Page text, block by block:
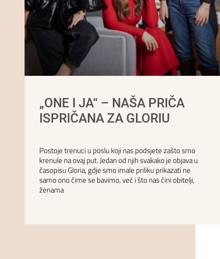
„ONE I JA“ – NAŠA PRIČA
ISPRIČANA ZA GLORIU
Postoje trenuci u poslu koji nas podsjete zašto smo
krenule na ovaj put. Jedan od njih svakako je objava u
časopisu Gloria, gdje smo imale priliku prikazati ne
samo ono čime se bavimo, već i što nas čini obitelji,
ženama